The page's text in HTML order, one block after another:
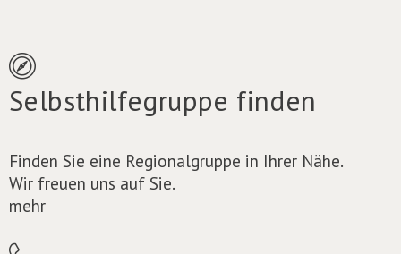
Selbsthilfegruppe finden
Finden Sie eine Regionalgruppe in Ihrer Nähe.
Wir freuen uns auf Sie.
mehr